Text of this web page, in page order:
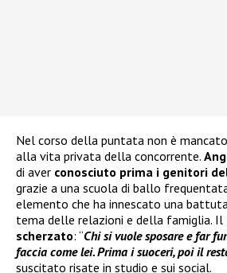
Nel corso della puntata non è
alla vita privata della concorrente.
di aver conosciuto prima i genitori
grazie a una scuola di ballo
elemento che ha innescato una
tema delle relazioni e della famiglia. Il
scherzato: “Chi si vuole sposare e far
faccia come lei. Prima i suoceri, poi il
suscitato risate in studio e sui social.